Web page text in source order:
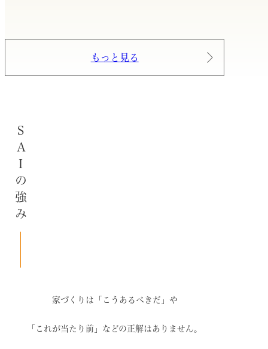
もっと見る
SAIの強み
家づくりは「こうあるべきだ」や
「これが当たり前」などの正解はありません。